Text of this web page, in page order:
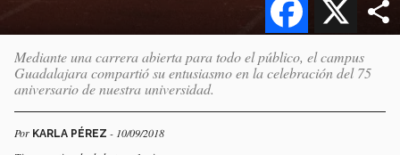
Mediante una carrera abierta para todo el público, el campus
Guadalajara compartió su entusiasmo en la celebración del 75
aniversario de nuestra universidad.
Por KARLA PÉREZ - 10/09/2018